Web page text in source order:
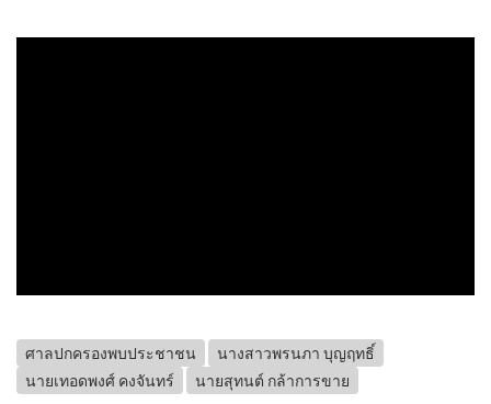
ศาลปกครองพบประชาชน
นางสาวพรนภา บุญฤทธิ์
นายเทอดพงศ์ คงจันทร์
นายสุทนต์ กล้าการขาย